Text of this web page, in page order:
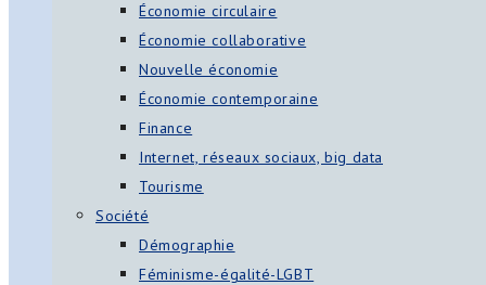
Économie circulaire
Économie collaborative
Nouvelle économie
Économie contemporaine
Finance
Internet, réseaux sociaux, big data
Tourisme
Société
Démographie
Féminisme-égalité-LGBT